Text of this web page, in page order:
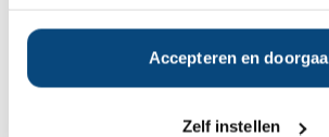
Accepteren en
Zelf instellen
beste passen bij uw persoonlijke
Gratis Selectierapport